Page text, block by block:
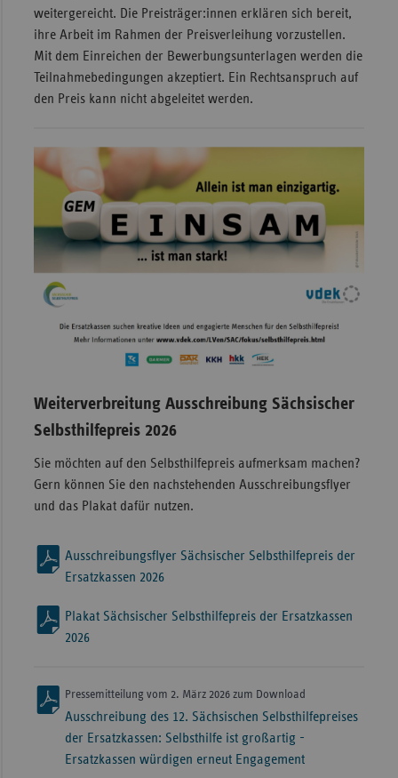
weitergereicht. Die Preisträger:innen erklären sich bereit,
ihre Arbeit im Rahmen der Preisverleihung vorzustellen.
Mit dem Einreichen der Bewerbungsunterlagen werden die
Teilnahmebedingungen akzeptiert. Ein Rechtsanspruch auf
den Preis kann nicht abgeleitet werden.
Weiterverbreitung Ausschreibung Sächsischer
Selbsthilfepreis 2026
Sie möchten auf den Selbsthilfepreis aufmerksam machen?
Gern können Sie den nachstehenden Ausschreibungsflyer
und das Plakat dafür nutzen.
Ausschreibungsflyer Sächsischer Selbsthilfepreis der
Ersatzkassen 2026
Plakat Sächsischer Selbsthilfepreis der Ersatzkassen
2026
Pressemitteilung vom 2. März 2026 zum Download
Ausschreibung des 12. Sächsischen Selbsthilfepreises
der Ersatzkassen: Selbsthilfe ist großartig -
Ersatzkassen würdigen erneut Engagement